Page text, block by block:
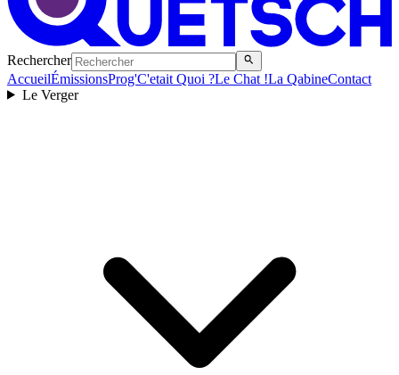
Rechercher
AccueilÉmissionsProg'C'etait Quoi ?Le Chat !La QabineContact
Le Verger